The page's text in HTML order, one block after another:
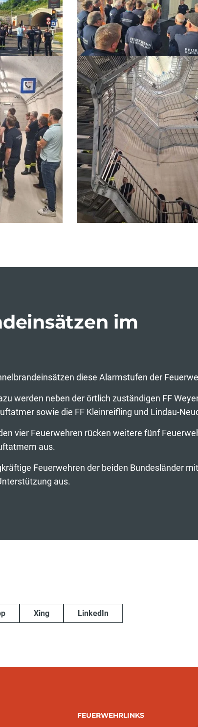
im
diese Alarmstufen der
werden neben der örtlich zuständigen FF
sowie die FF Kleinreifling und Lindau-
vier Feuerwehren rücken weitere fünf
aus.
Feuerwehren der beiden Bundesländer
aus.
Xing LinkedIn
FEUERWEHRLINKS